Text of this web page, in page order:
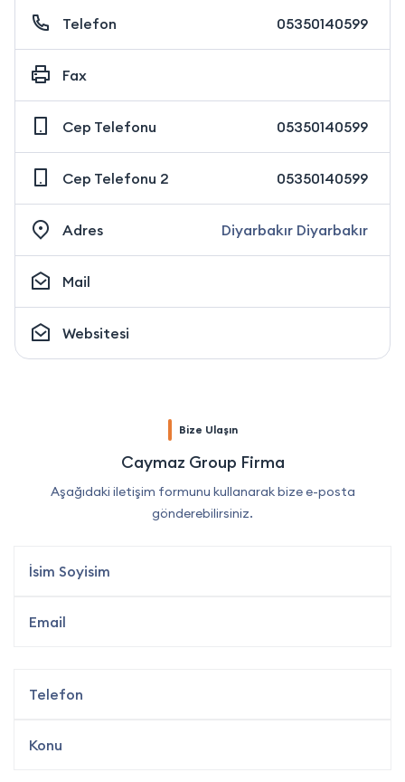
Telefon 05350140599
Fax
Cep Telefonu 05350140599
Cep Telefonu 2 05350140599
Adres Diyarbakır Diyarbakır
Mail
Websitesi
Bize Ulaşın
Caymaz Group Firma
Aşağıdaki iletişim formunu kullanarak bize e-posta
gönderebilirsiniz.